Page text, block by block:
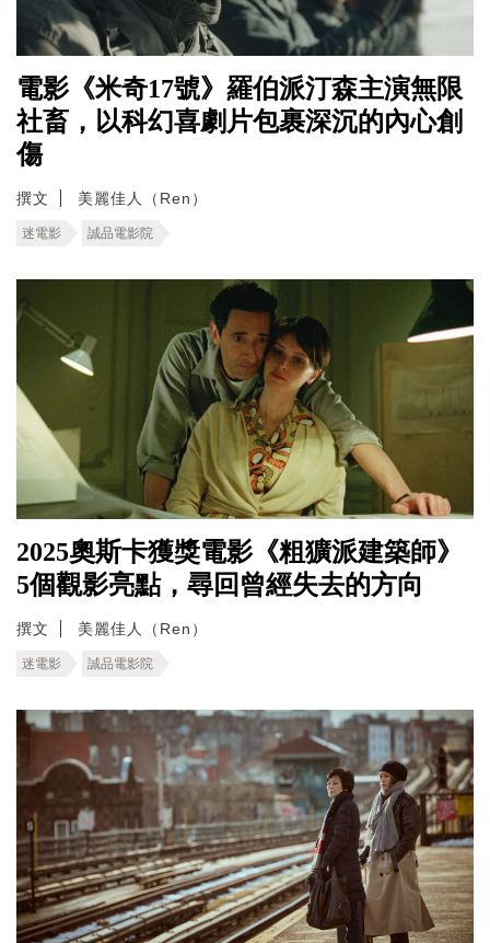
電影《米奇17號》羅伯派汀森主演無限
社畜，以科幻喜劇片包裹深沉的內心創
傷
撰文 美麗佳人（Ren）
迷電影 誠品電影院
2025奧斯卡獲獎電影《粗獷派建築師》
5個觀影亮點，尋回曾經失去的方向
撰文 美麗佳人（Ren）
迷電影 誠品電影院